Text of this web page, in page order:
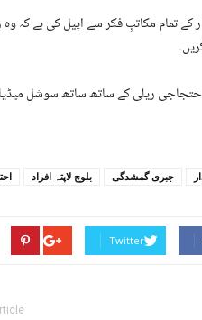
کے تمام مکاتبِ فکر سے اپیل کی ہے کہ
احتجاجی ریلی کے ساتھ ساتھ سوشل
بلوچ لاپتہ افراد جبری گمشدگی
Twitter